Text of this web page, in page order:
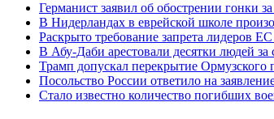
Германист заявил об обострении гонки
В Нидерландах в еврейской школе
Раскрыто требование запрета лидеров
В Абу-Даби арестовали десятки людей
Трамп допускал перекрытие
Посольство России ответило на
Стало известно количество погибших